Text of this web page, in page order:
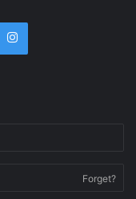
Forget?